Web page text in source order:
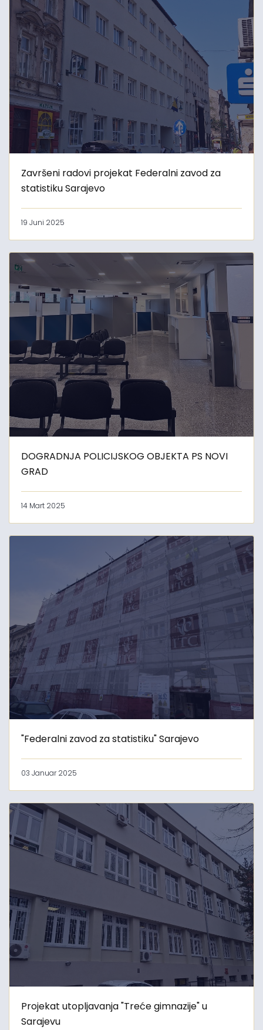
Završeni radovi projekat Federalni zavod za
statistiku Sarajevo
19 Juni 2025
DOGRADNJA POLICIJSKOG OBJEKTA PS NOVI
GRAD
14 Mart 2025
"Federalni zavod za statistiku" Sarajevo
03 Januar 2025
Projekat utopljavanja "Treće gimnazije" u
Sarajevu